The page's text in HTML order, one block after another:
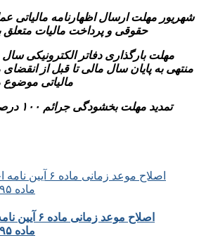
حقوقی و پرداخت مالیات متعلق
منتهی به پایان سال مالی تا قبل از
مالیاتی موضوع مواد ۱۰۰ و
اصلاح موعد
ماده ۹۵ قانون مالیات ها